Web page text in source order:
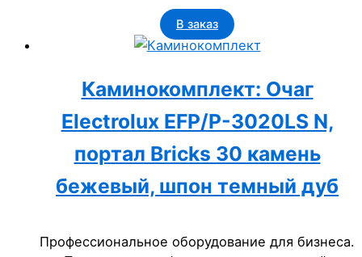
В заказ
Каминокомплект: Очаг
Electrolux EFP/P-3020LS N,
портал Bricks 30 камень
бежевый, шпон темный дуб
Профессиональное оборудование для бизнеса.